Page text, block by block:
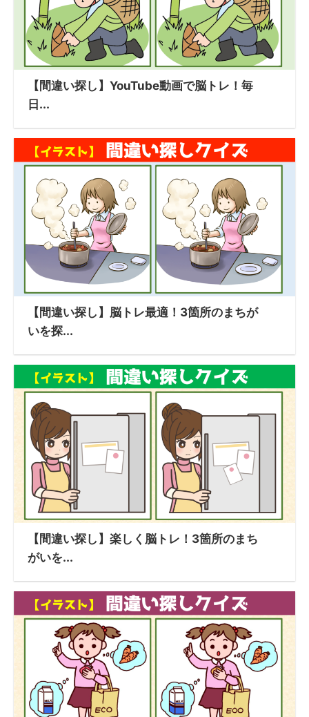
【間違い探し】YouTube動画で脳トレ！毎
日...
【間違い探し】脳トレ最適！3箇所のまちが
いを探...
【間違い探し】楽しく脳トレ！3箇所のまち
がいを...